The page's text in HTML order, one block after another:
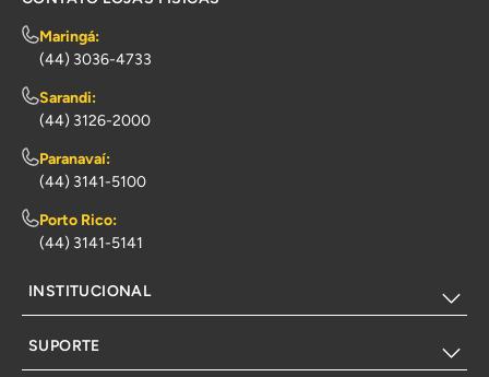
Maringá:
(44) 3036-4733
Sarandi:
(44) 3126-2000
Paranavaí:
(44) 3141-5100
Porto Rico:
(44) 3141-5141
INSTITUCIONAL
SUPORTE